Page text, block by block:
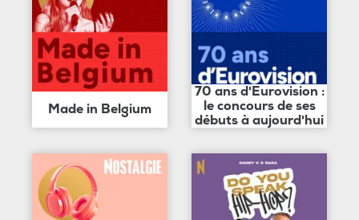
Made in Belgium
70 ans d'Eurovision :
le concours de ses
débuts à aujourd'hui